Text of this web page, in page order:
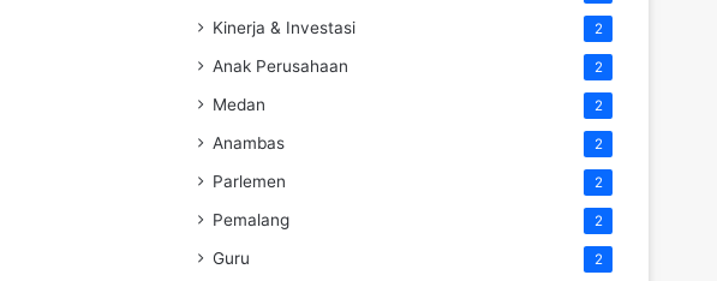
Kinerja & Investasi 2
Anak Perusahaan 2
Medan 2
Anambas 2
Parlemen 2
Pemalang 2
Guru 2